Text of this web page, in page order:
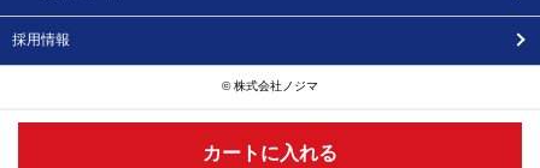
カートに入れる
採用情報
© 株式会社ノジマ